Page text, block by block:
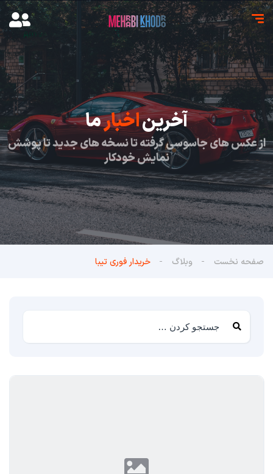
آخریناخبارما
از عکس های جاسوسی گرفته تا نسخه های جدید تا پوشش
نمایش خودکار
صفحه نخست وبلاگ خریدار فوری تیبا